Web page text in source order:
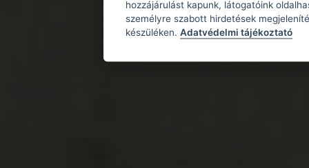
hozzájárulást kapunk, látogatóink
személyre szabott hirdetések
készüléken. Adatvédelmi tájékoztató